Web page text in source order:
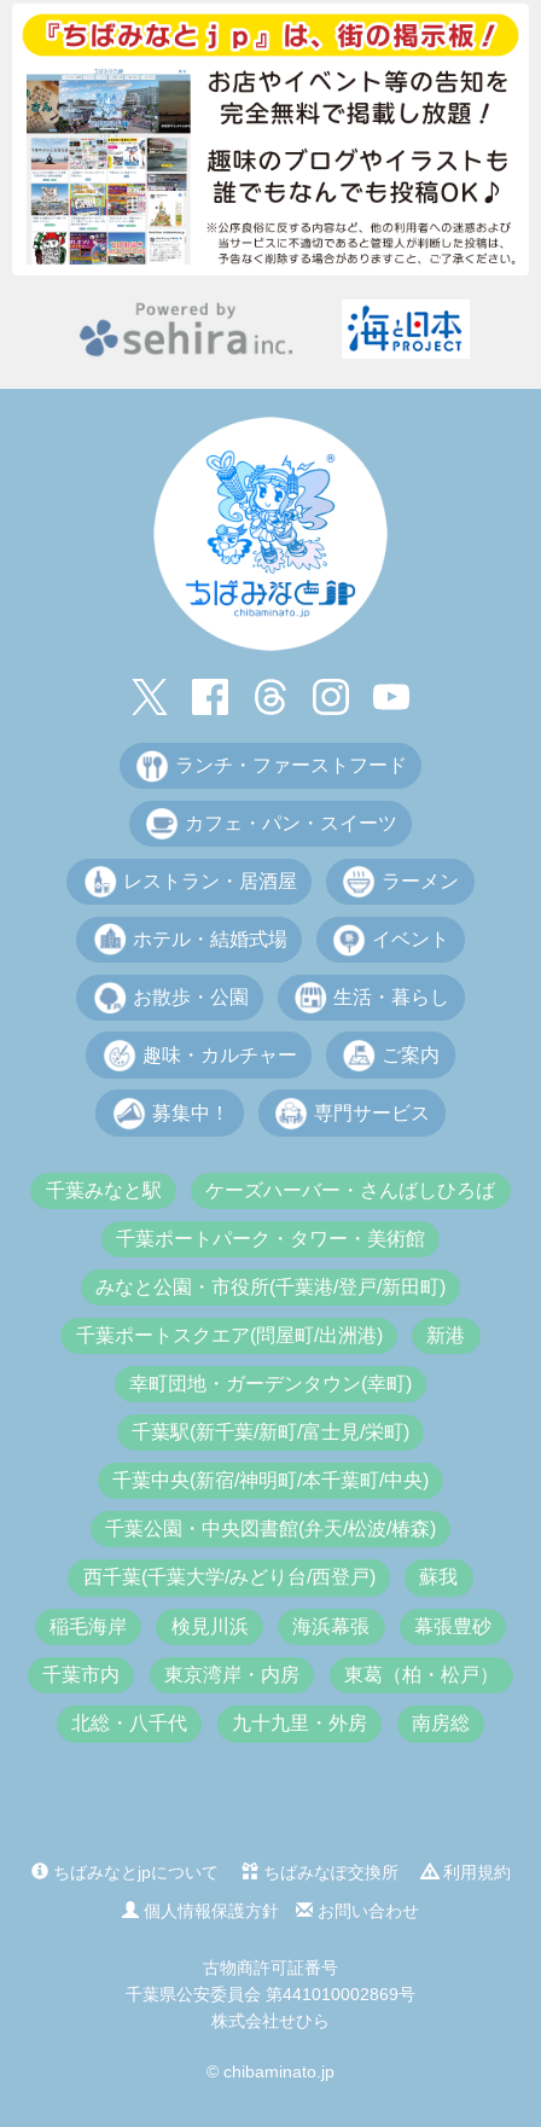
ランチ・ファーストフード
カフェ・パン・スイーツ
レストラン・居酒屋 ラーメン
ホテル・結婚式場 イベント
お散歩・公園 生活・暮らし
趣味・カルチャー ご案内
募集中！ 専門サービス
千葉みなと駅 ケーズハーバー・さんばしひろば
千葉ポートパーク・タワー・美術館
みなと公園・市役所(千葉港/登戸/新田町)
千葉ポートスクエア(問屋町/出洲港) 新港
幸町団地・ガーデンタウン(幸町)
千葉駅(新千葉/新町/富士見/栄町)
千葉中央(新宿/神明町/本千葉町/中央)
千葉公園・中央図書館(弁天/松波/椿森)
西千葉(千葉大学/みどり台/西登戸) 蘇我
稲毛海岸 検見川浜 海浜幕張 幕張豊砂
千葉市内 東京湾岸・内房 東葛（柏・松戸）
北総・八千代 九十九里・外房 南房総
ちばみなとjpについて ちばみなぽ交換所
利用規約
個人情報保護方針
お問い合わせ
古物商許可証番号
千葉県公安委員会 第441010002869号
株式会社せひら
© chibaminato.jp